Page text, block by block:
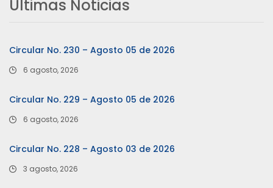
Últimas Noticias
Circular No. 230 – Agosto 05 de 2026
6 agosto, 2026
Circular No. 229 – Agosto 05 de 2026
6 agosto, 2026
Circular No. 228 – Agosto 03 de 2026
3 agosto, 2026